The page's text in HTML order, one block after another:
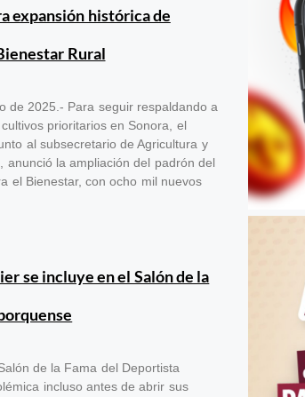
expansión histórica de
Rural
de 2025.- Para seguir respaldando a
prioritarios en Sonora, el
al subsecretario de Agricultura y
anunció la ampliación del padrón del
el Bienestar, con ocho mil nuevos
se incluye en el Salón de la
de la Fama del Deportista
incluso antes de abrir sus